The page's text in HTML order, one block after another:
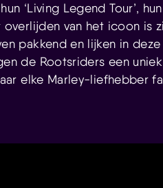
‘Living Legend Tour’,
overlijden van het icoon is
pakkend en lijken in
de Rootsriders een
elke Marley-liefhebber